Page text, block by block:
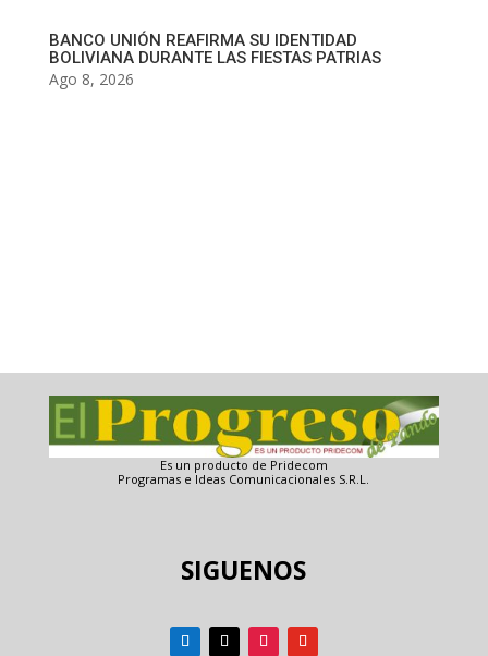
BANCO UNIÓN REAFIRMA SU IDENTIDAD
BOLIVIANA DURANTE LAS FIESTAS PATRIAS
Ago 8, 2026
Es un producto de Pridecom
Programas e Ideas Comunicacionales S.R.L.
SIGUENOS